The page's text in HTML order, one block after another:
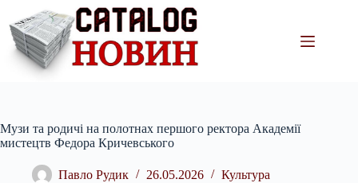
вмісту
Музи та родичі на полотнах першого ректора Академії
мистецтв Федора Кричевського
Павло Рудик 26.05.2026 Культура